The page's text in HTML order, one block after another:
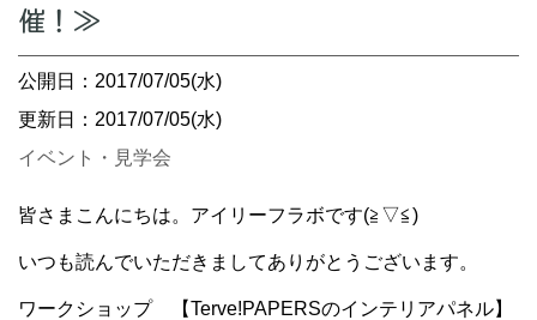
催！≫
公開日：2017/07/05(水)
更新日：2017/07/05(水)
イベント・見学会
皆さまこんにちは。アイリーフラボです(≧▽≦)
いつも読んでいただきましてありがとうございます。
ワークショップ 【Terve!PAPERSのインテリアパネル】